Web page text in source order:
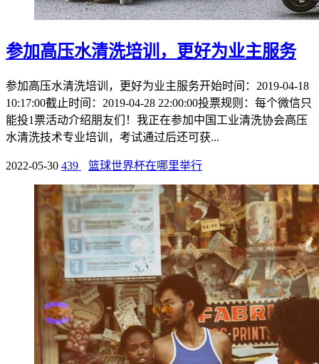
参加高压水清洗培训，更好为业主服务
参加高压水清洗培训，更好为业主服务开始时间：2019-04-18
10:17:00截止时间：2019-04-28 22:00:00投票规则：每个微信只
能投1票活动介绍朋友们！我正在参加中国工业清洗协会高压
水清洗技术专业培训，考试通过后还可获...
2022-05-30 439 篮球世界杯在哪里举行